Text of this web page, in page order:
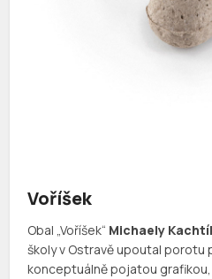
Voříšek
Obal „Voříšek“ Michaely
školy v Ostravě upoutal porotu
konceptuálně pojatou